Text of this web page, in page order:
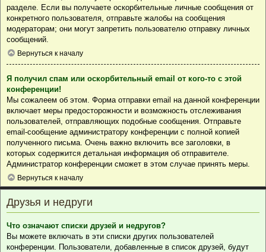
разделе. Если вы получаете оскорбительные личные сообщения от
конкретного пользователя, отправьте жалобы на сообщения
модераторам; они могут запретить пользователю отправку личных
сообщений.
Вернуться к началу
Я получил спам или оскорбительный email от кого-то с этой
конференции!
Мы сожалеем об этом. Форма отправки email на данной конференции
включает меры предосторожности и возможность отслеживания
пользователей, отправляющих подобные сообщения. Отправьте
email-сообщение администратору конференции с полной копией
полученного письма. Очень важно включить все заголовки, в
которых содержится детальная информация об отправителе.
Администратор конференции сможет в этом случае принять меры.
Вернуться к началу
Друзья и недруги
Что означают списки друзей и недругов?
Вы можете включать в эти списки других пользователей
конференции. Пользователи, добавленные в список друзей, будут